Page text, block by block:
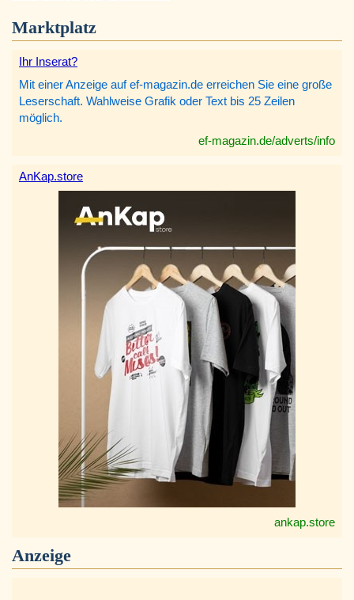
Marktplatz
Ihr Inserat?
Mit einer Anzeige auf ef-magazin.de erreichen Sie eine große
Leserschaft. Wahlweise Grafik oder Text bis 25 Zeilen
möglich.
ef-magazin.de/adverts/info
AnKap.store
ankap.store
Anzeige